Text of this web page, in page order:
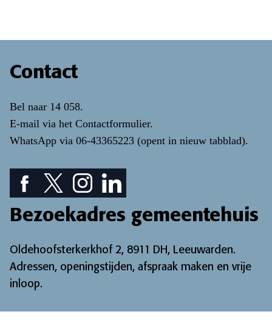
Contact
Bel naar 14 058.
E-mail via het Contactformulier.
WhatsApp via 06-43365223 (opent in nieuw tabblad).
Facebook pictogram: bekijk onze Facebook pagina
Twitter pictogram: bekijk onze Twitter pagina
Instagram pictogram: bekijk onze
LinkedIn pictogram: bekijk onze
Bezoekadres gemeentehuis
Oldehoofsterkerkhof 2, 8911 DH, Leeuwarden.
Adressen, openingstijden, afspraak maken en vrije
inloop.